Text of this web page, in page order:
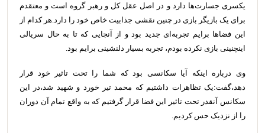
یکسری جسارت‌ها دارد و در اصل عقل کل و رهبر گروه است و معتقدم
برای یک بازیگر بازی در چنین نقشی جذابیت خاص خود را دارد.هر کدام از
این فضاها برایم تجربه‌ای جدید بود و از آنجایی که تا به حال سریالی
اینچنینی بازی نکرده بودم، تجربه بسیار دلنشینی برایم بود.
وی درباره اینکه آیا سکانسی بود که شما را تحت تاثیر خود قرار
دهد،‌گفت:‌یک تظاهرات داشتیم که محمد تیر خورد و شهید شد،‌در این
سکانس آنقدر تحت تاثیر این فضا قرار گرفتیم که به واقع تمام آن دوران
را از نزدیک حس کردیم.